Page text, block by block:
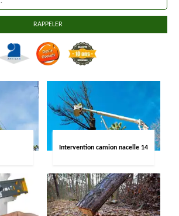
Intervention camion nacelle 14